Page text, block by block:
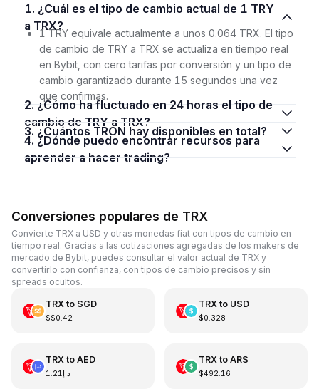
1. ¿Cuál es el tipo de cambio actual de 1 TRY
a TRX?
1 TRY equivale actualmente a unos 0.064 TRX. El tipo
de cambio de TRY a TRX se actualiza en tiempo real
en Bybit, con cero tarifas por conversión y un tipo de
cambio garantizado durante 15 segundos una vez
que confirmas.
2. ¿Cómo ha fluctuado en 24 horas el tipo de
cambio de TRY a TRX?
3. ¿Cuántos TRON hay disponibles en total?
4. ¿Dónde puedo encontrar recursos para
aprender a hacer trading?
Conversiones populares de TRX
Convierte TRX a USD y otras monedas fiat con tipos de cambio en
tiempo real. Gracias a las cotizaciones agregadas de los makers de
mercado de Bybit, puedes consultar el valor actual de TRX y
convertirlo con confianza, con tipos de cambio precisos y sin
spreads ocultos.
TRXto SGD
S$0.42
TRXto USD
$0.328
TRXto AED
د.إ1.21
TRXto ARS
$492.16